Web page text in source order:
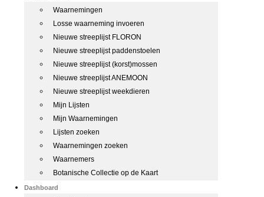
Waarnemingen
Losse waarneming invoeren
Nieuwe streeplijst FLORON
Nieuwe streeplijst paddenstoelen
Nieuwe streeplijst (korst)mossen
Nieuwe streeplijst ANEMOON
Nieuwe streeplijst weekdieren
Mijn Lijsten
Mijn Waarnemingen
Lijsten zoeken
Waarnemingen zoeken
Waarnemers
Botanische Collectie op de Kaart
Dashboard